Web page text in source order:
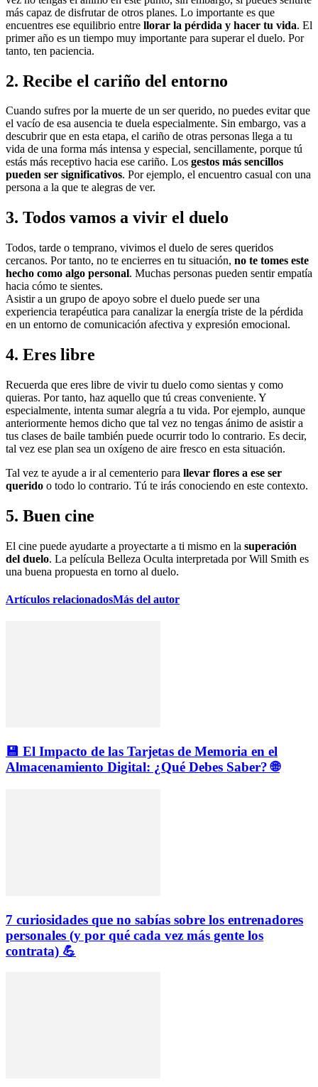
más capaz de disfrutar de otros planes. Lo importante es que
encuentres ese equilibrio entre llorar la pérdida y hacer tu vida. El
primer año es un tiempo muy importante para superar el duelo. Por
tanto, ten paciencia.
2. Recibe el cariño del entorno
Cuando sufres por la muerte de un ser querido, no puedes evitar que
el vacío de esa ausencia te duela especialmente. Sin embargo, vas a
descubrir que en esta etapa, el cariño de otras personas llega a tu
vida de una forma más intensa y especial, sencillamente, porque tú
estás más receptivo hacia ese cariño. Los gestos más sencillos
pueden ser significativos. Por ejemplo, el encuentro casual con una
persona a la que te alegras de ver.
3. Todos vamos a vivir el duelo
Todos, tarde o temprano, vivimos el duelo de seres queridos
cercanos. Por tanto, no te encierres en tu situación, no te tomes este
hecho como algo personal. Muchas personas pueden sentir empatía
hacia cómo te sientes.
Asistir a un grupo de apoyo sobre el duelo puede ser una
experiencia terapéutica para canalizar la energía triste de la pérdida
en un entorno de comunicación afectiva y expresión emocional.
4. Eres libre
Recuerda que eres libre de vivir tu duelo como sientas y como
quieras. Por tanto, haz aquello que tú creas conveniente. Y
especialmente, intenta sumar alegría a tu vida. Por ejemplo, aunque
anteriormente hemos dicho que tal vez no tengas ánimo de asistir a
tus clases de baile también puede ocurrir todo lo contrario. Es decir,
tal vez ese plan sea un oxígeno de aire fresco en esta situación.
Tal vez te ayude a ir al cementerio para llevar flores a ese ser
querido o todo lo contrario. Tú te irás conociendo en este contexto.
5. Buen cine
El cine puede ayudarte a proyectarte a ti mismo en la superación
del duelo. La película Belleza Oculta interpretada por Will Smith es
una buena propuesta en torno al duelo.
Artículos relacionadosMás del autor
💾 El Impacto de las Tarjetas de Memoria en el
Almacenamiento Digital: ¿Qué Debes Saber? 🌐
7 curiosidades que no sabías sobre los entrenadores
personales (y por qué cada vez más gente los
contrata) 💪